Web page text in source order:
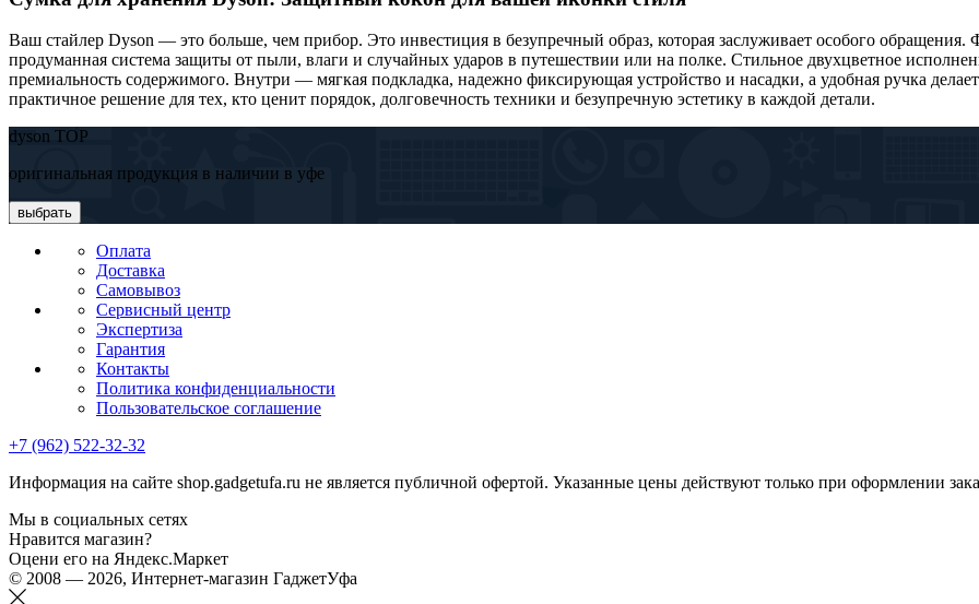
Ваш стайлер Dyson — это больше, чем прибор. Это инвестиция в безупречный образ, которая заслуживает особого
продуманная система защиты от пыли, влаги и случайных ударов в путешествии или на полке. Стильное двухцветное
премиальность содержимого. Внутри — мягкая подкладка, надежно фиксирующая устройство и насадки, а удобная ручка
практичное решение для тех, кто ценит порядок, долговечность техники и безупречную эстетику в каждой детали.
dyson TOP
оригинальная продукция в наличии в уфе
выбрать
Оплата
Доставка
Самовывоз
Сервисный центр
Экспертиза
Гарантия
Контакты
Политика конфиденциальности
Пользовательское соглашение
+7 (962) 522-32-32
Информация на сайте shop.gadgetufa.ru не является публичной офертой. Указанные цены действуют только при оформлении
Мы в социальных сетях
Нравится магазин?
Оцени его на Яндекс.Маркет
© 2008 — 2026, Интернет-магазин ГаджетУфа